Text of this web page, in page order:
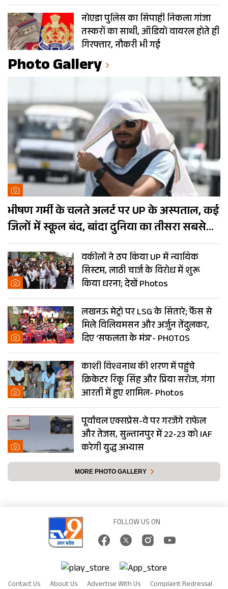
नोएडा पुलिस का सिपाही निकला गांजा
तस्करों का साथी, ऑडियो वायरल होते ही
गिरफ्तार, नौकरी भी गई
Photo Gallery
भीषण गर्मी के चलते अलर्ट पर UP के अस्पताल, कई
जिलों में स्कूल बंद, बांदा दुनिया का तीसरा सबसे
गर्म शहर
वकीलों ने ठप किया UP में न्यायिक
सिस्टम, लाठी चार्ज के विरोध में शुरू
किया धरना; देखें Photos
लखनऊ मेट्रो पर LSG के सितारे; फैंस से
मिले विलियमसन और अर्जुन तेंदुलकर,
दिए ‘सफलता के मंत्र’- PHOTOS
काशी विश्वनाथ की शरण में पहुंचे
क्रिकेटर रिंकू सिंह और प्रिया सरोज, गंगा
आरती में हुए शामिल- Photos
पूर्वांचल एक्सप्रेस-वे पर गरजेंगे राफेल
और तेजस, सुल्तानपुर में 22-23 को IAF
करेगी युद्ध अभ्यास
MORE PHOTO GALLERY
FOLLOW US ON
Contact Us About Us Advertise With Us Complaint Redressal